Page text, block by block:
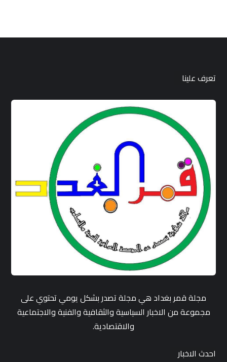
تعرف علينا
مجلة قمر بغداد هي مجلة تصدر بشكل يومي تحتوي على
مجموعة من الاخبار السياسية والثقافية والفنية والاجتماعية
والاقتصادية.
احدث الاخبار